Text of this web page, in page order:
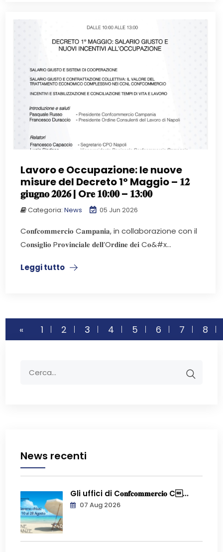
News recenti
Gli uffici di C𝐨𝐧𝐟𝐜𝐨𝐦𝐦𝐞𝐫𝐜𝐢𝐨 C...
07 Aug 2026
Lavoro e Occupazione: le nuove
misure del Decreto 1° Maggio – 𝟏𝟐
𝐠𝐢𝐮𝐠𝐧𝐨 𝟐𝟎𝟐𝟔 | O𝐫𝐞 𝟏𝟎:𝟎𝟎 – 𝟏𝟑:𝟎𝟎
Categoria:News 05 Jun 2026
C𝐨𝐧𝐟𝐜𝐨𝐦𝐦𝐞𝐫𝐜𝐢𝐨 C𝐚𝐦𝐩𝐚𝐧𝐢𝐚, in collaborazione con il
C𝐨𝐧𝐬𝐢𝐠𝐥𝐢𝐨 P𝐫𝐨𝐯𝐢𝐧𝐜𝐢𝐚𝐥𝐞 𝐝𝐞𝐥𝐥’O𝐫𝐝𝐢𝐧𝐞 𝐝𝐞𝐢 C𝐨&#x...
Leggi tutto
« 1 2 3 4 5 6 7 8